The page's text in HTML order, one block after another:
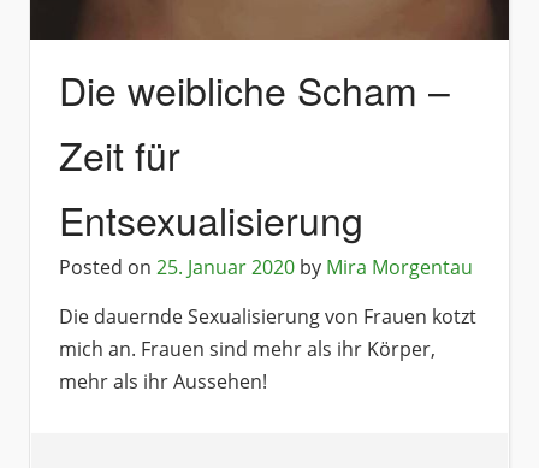
Die weibliche Scham –
Zeit für
Entsexualisierung
Posted on 25. Januar 2020 by Mira Morgentau
Die dauernde Sexualisierung von Frauen kotzt
mich an. Frauen sind mehr als ihr Körper,
mehr als ihr Aussehen!